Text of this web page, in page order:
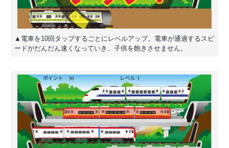
▲電車を10回タップするごとにレベルアップ。電車が通過するスピ
ードがだんだん速くなっていき、子供を飽きさせません。